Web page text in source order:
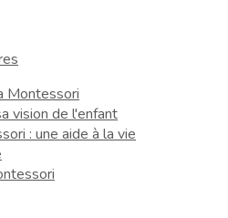
Montessori
vision de l'enfant
: une aide à la vie